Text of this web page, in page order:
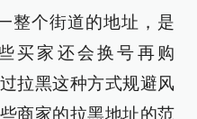
整个街道的地址，是
买家还会换号再购
拉黑这种方式规避风
商家的拉黑地址的范